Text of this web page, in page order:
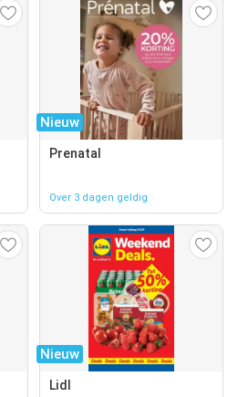
Nieuw
Prenatal
Over 3 dagen geldig
Nieuw
Lidl